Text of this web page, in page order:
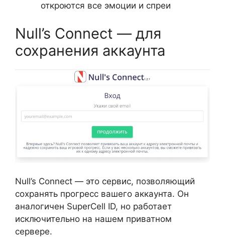
откроются все эмоции и спреи
Null’s Connect — для
сохранения аккаунта
Null’s Connect — это сервис, позволяющий
сохранять прогресс вашего аккаунта. Он
аналогичен SuperCell ID, но работает
исключительно на нашем приватном
сервере.